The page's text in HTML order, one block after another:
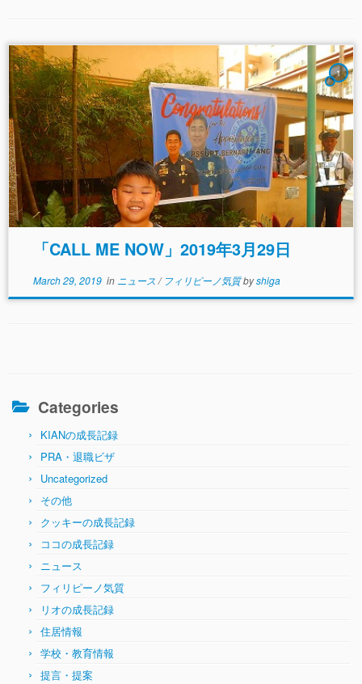
1
「CALL ME NOW」2019年3月29日
March 29, 2019in ニュース / フィリピーノ気質byshiga
Categories
KIANの成長記録
PRA・退職ビザ
Uncategorized
その他
クッキーの成長記録
ココの成長記録
ニュース
フィリピーノ気質
リオの成長記録
住居情報
学校・教育情報
提言・提案